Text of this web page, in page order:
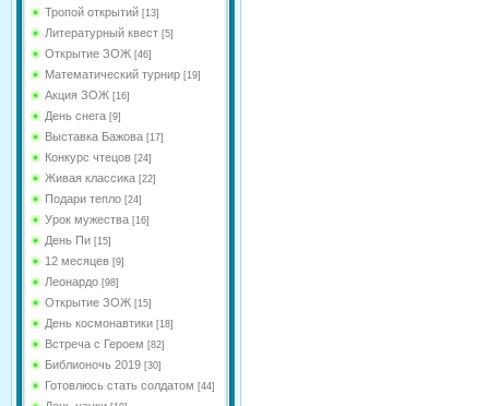
Тропой открытий [13]
Литературный квест [5]
Открытие ЗОЖ [46]
Математический турнир [19]
Акция ЗОЖ [16]
День снега [9]
Выставка Бажова [17]
Конкурс чтецов [24]
Живая классика [22]
Подари тепло [24]
Урок мужества [16]
День Пи [15]
12 месяцев [9]
Леонардо [98]
Открытие ЗОЖ [15]
День космонавтики [18]
Встреча с Героем [82]
Библионочь 2019 [30]
Готовлюсь стать солдатом [44]